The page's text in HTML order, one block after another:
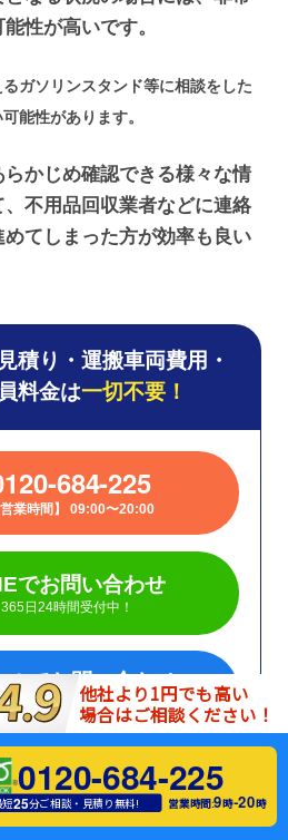
性が高いです。
ガソリンスタンド等に相談をした
能性があります。
かじめ確認できる様々な情
不用品回収業者などに連絡
てしまった方が効率も良い
積り・運搬車両費用・
料金は一切不要！
684-225
営業時間 09:00〜20:00
でお問い合わせ
365日24時間受付中！
ルでお問い合わせ
365日24時間受付中！
お気軽にお問い合わせください！
他社より1円でも高い
場合はご相談ください！
0120-684-225
短25分ご相談・見積り無料! 営業時間:9時-20時